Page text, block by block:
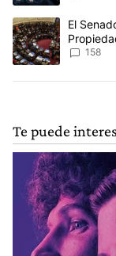
Un artículo de
El
Ley del
158